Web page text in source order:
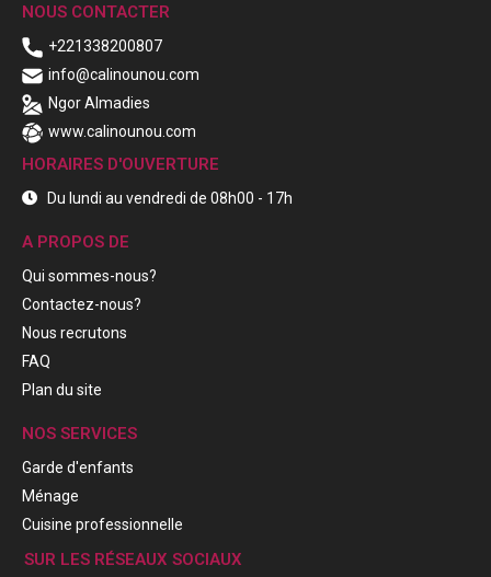
NOUS CONTACTER
+221338200807
info@calinounou.com
Ngor Almadies
www.calinounou.com
HORAIRES D'OUVERTURE
Du lundi au vendredi de 08h00 - 17h
A PROPOS DE
Qui sommes-nous?
Contactez-nous?
Nous recrutons
FAQ
Plan du site
NOS SERVICES
Garde d'enfants
Ménage
Cuisine professionnelle
SUR LES RÉSEAUX SOCIAUX